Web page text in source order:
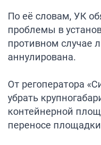
По её словам, УК
проблемы в
противном случае
аннулирована.
От регоператора
убрать
контейнерной
переносе